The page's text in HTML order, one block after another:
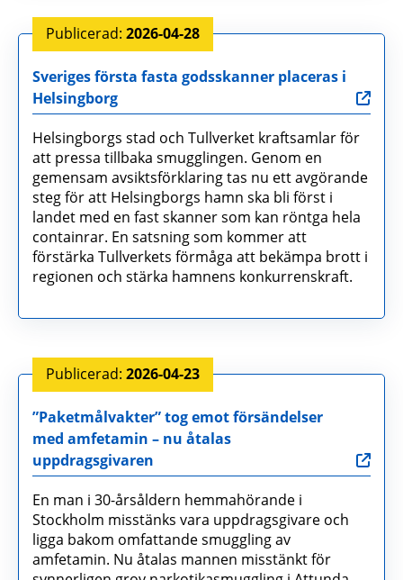
2026-04-28
Sveriges första fasta godsskanner placeras i
Helsingborg
Helsingborgs stad och Tullverket kraftsamlar för
att pressa tillbaka smugglingen. Genom en
gemensam avsiktsförklaring tas nu ett avgörande
steg för att Helsingborgs hamn ska bli först i
landet med en fast skanner som kan röntga hela
containrar. En satsning som kommer att
förstärka Tullverkets förmåga att bekämpa brott i
regionen och stärka hamnens konkurrenskraft.
2026-04-23
”Paketmålvakter” tog emot försändelser
med amfetamin – nu åtalas
uppdragsgivaren
En man i 30-årsåldern hemmahörande i
Stockholm misstänks vara uppdragsgivare och
ligga bakom omfattande smuggling av
amfetamin. Nu åtalas mannen misstänkt för